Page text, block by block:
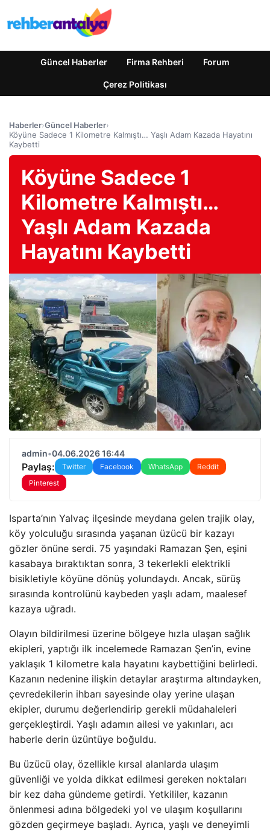
Güncel Haberler Firma Rehberi Forum
Çerez Politikası
Haberler›Güncel Haberler›
Köyüne Sadece 1 Kilometre Kalmıştı… Yaşlı Adam Kazada Hayatını
Kaybetti
Köyüne Sadece 1
Kilometre Kalmıştı…
Yaşlı Adam Kazada
Hayatını Kaybetti
admin•04.06.2026 16:44
Paylaş: Twitter Facebook WhatsApp
Reddit
Pinterest
Isparta’nın Yalvaç ilçesinde meydana gelen trajik olay,
köy yolculuğu sırasında yaşanan üzücü bir kazayı
gözler önüne serdi. 75 yaşındaki Ramazan Şen, eşini
kasabaya bıraktıktan sonra, 3 tekerlekli elektrikli
bisikletiyle köyüne dönüş yolundaydı. Ancak, sürüş
sırasında kontrolünü kaybeden yaşlı adam, maalesef
kazaya uğradı.
Olayın bildirilmesi üzerine bölgeye hızla ulaşan sağlık
ekipleri, yaptığı ilk incelemede Ramazan Şen’in, evine
yaklaşık 1 kilometre kala hayatını kaybettiğini belirledi.
Kazanın nedenine ilişkin detaylar araştırma altındayken,
çevredekilerin ihbarı sayesinde olay yerine ulaşan
ekipler, durumu değerlendirip gerekli müdahaleleri
gerçekleştirdi. Yaşlı adamın ailesi ve yakınları, acı
haberle derin üzüntüye boğuldu.
Bu üzücü olay, özellikle kırsal alanlarda ulaşım
güvenliği ve yolda dikkat edilmesi gereken noktaları
bir kez daha gündeme getirdi. Yetkililer, kazanın
önlenmesi adına bölgedeki yol ve ulaşım koşullarını
gözden geçirmeye başladı. Ayrıca, yaşlı ve deneyimli